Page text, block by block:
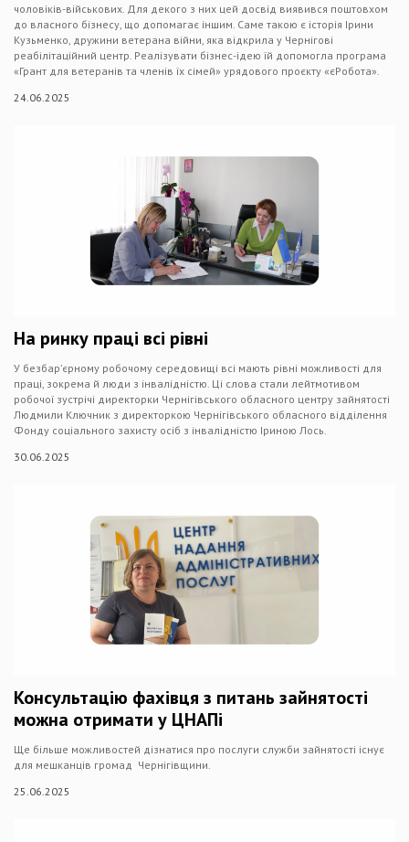
чоловіків-військових. Для декого з них цей досвід виявився поштовхом
до власного бізнесу, що допомагає іншим. Саме такою є історія Ірини
Кузьменко, дружини ветерана війни, яка відкрила у Чернігові
реабілітаційний центр. Реалізувати бізнес-ідею їй допомогла програма
«Грант для ветеранів та членів їх сімей» урядового проєкту «єРобота».
24.06.2025
На ринку праці всі рівні
У безбар’єрному робочому середовищі всі мають рівні можливості для
праці, зокрема й люди з інвалідністю. Ці слова стали лейтмотивом
робочої зустрічі директорки Чернігівського обласного центру зайнятості
Людмили Ключник з директоркою Чернігівського обласного відділення
Фонду соціального захисту осіб з інвалідністю Іриною Лось.
30.06.2025
Консультацію фахівця з питань зайнятості
можна отримати у ЦНАПі
Ще більше можливостей дізнатися про послуги служби зайнятості існує
для мешканців громад Чернігівщини.
25.06.2025